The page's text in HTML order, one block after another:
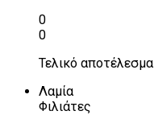
0
0
Τελικό αποτέλεσμα
Λαμία
Φιλιάτες